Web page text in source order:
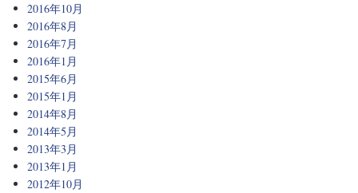
2016年10月
2016年8月
2016年7月
2016年1月
2015年6月
2015年1月
2014年8月
2014年5月
2013年3月
2013年1月
2012年10月